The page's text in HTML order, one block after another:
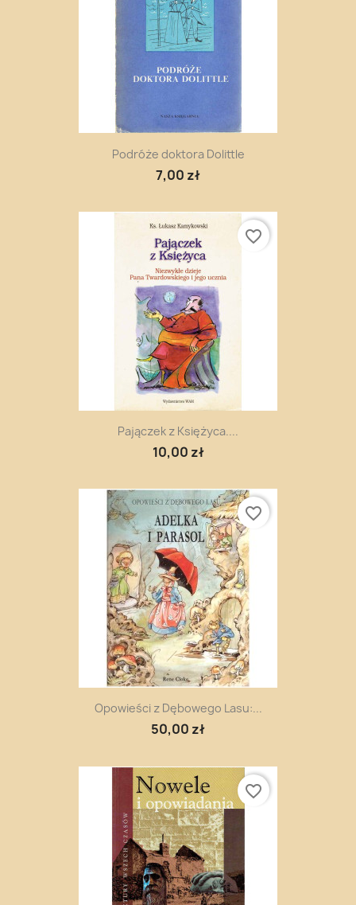
Podróże doktora Dolittle
7,00 zł
Pajączek z Księżyca....
10,00 zł
favorite_border
Opowieści z Dębowego Lasu:...
50,00 zł
favorite_border
favorite_border